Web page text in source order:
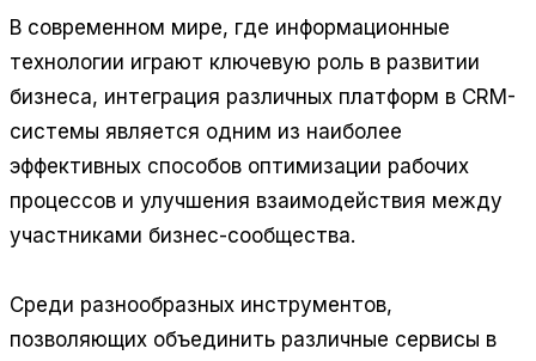
В современном мире, где информационные
технологии играют ключевую роль в развитии
бизнеса, интеграция различных платформ в CRM-
системы является одним из наиболее
эффективных способов оптимизации рабочих
процессов и улучшения взаимодействия между
участниками бизнес-сообщества.
Среди разнообразных инструментов,
позволяющих объединить различные сервисы в